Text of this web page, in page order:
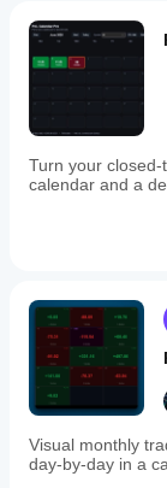
values
from
high
or
versa.
Overbought
with
customizable
font
colors
to
highlight
extreme
RSI
levels
for
Turn your
calendar and a
Visual monthly
day-by-day in a